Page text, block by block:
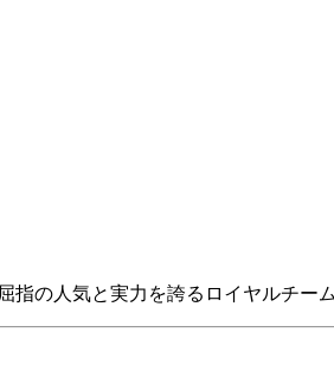
指の人気と実力を誇るロイヤルチーム